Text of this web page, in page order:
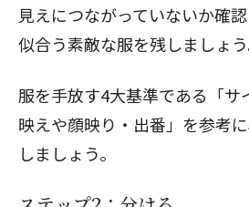
見えにつながっていないか確
似合う素敵な服を残しましょう
服を手放す4大基準である「サ
映えや顔映り・出番」を参考
しましょう。